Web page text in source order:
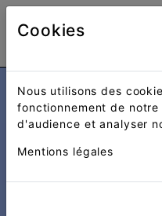
Cookies
Nous utilisons des
fonctionnement de
d'audience et analyser
Mentions légales